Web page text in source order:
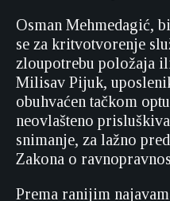
Osman Mehmedagić,
se za kritvotvorenje
zloupotrebu položaja
Milisav Pijuk,
obuhvaćen tačkom
neovlašteno
snimanje, za lažno
Zakona o
Prema ranijim